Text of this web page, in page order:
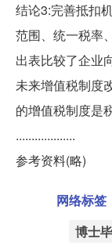
结论3:完善抵扣
范围、统一税率
出表比较了企业
未来增值税制度
的增值税制度是
...................
参考资料(略)
网络标签
博士